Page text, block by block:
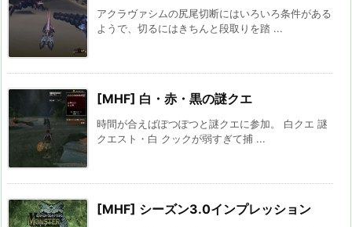
アクラヴァシムの尻尾切断にはいろいろ条件がある
ようで、切るにはきちんと段取りを踏 ...
[MHF] 白・赤・黒の謎クエ
時間が合えばぽつぽつと謎クエに参加。 白クエ 謎
クエスト・白 クックが弱すぎて捕 ...
[MHF] シーズン3.0インプレッション